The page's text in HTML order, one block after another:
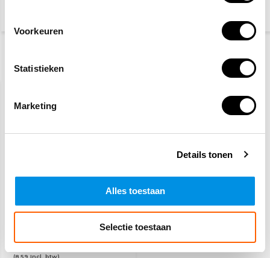
Voorkeuren
Statistieken
Marketing
Details tonen
Alles toestaan
Selectie toestaan
Recent bekeken
7,10
(8,59 Incl. btw)